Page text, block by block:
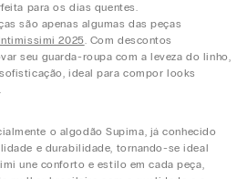
para os dias quentes.
são apenas algumas das peças
2025. Com descontos
seu guarda-roupa com a leveza do linho,
ideal para compor looks
o algodão Supima, já conhecido
e durabilidade, tornando-se ideal
une conforto e estilo em cada peça,